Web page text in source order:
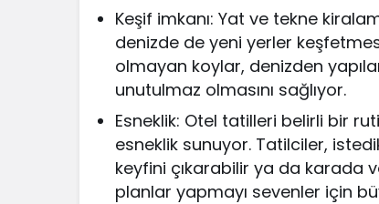
Keşif imkanı: Yat ve tekne
denizde de yeni yerler
olmayan koylar, denizden
unutulmaz olmasını sağlıyor.
Esneklik: Otel tatilleri belirli bir
esneklik sunuyor. Tatilciler,
keyfini çıkarabilir ya da karada
planlar yapmayı sevenler için